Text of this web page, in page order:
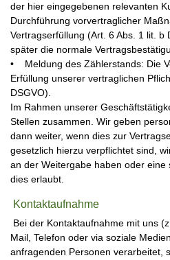
der hier eingegebenen relevanten
Durchführung vorvertraglicher
Vertragserfüllung (Art. 6 Abs. 1 lit. b
später die normale
• Meldung des Zählerstands: Die
Erfüllung unserer vertraglichen
DSGVO).
Im Rahmen unserer
Stellen zusammen. Wir geben
dann weiter, wenn dies zur
gesetzlich hierzu verpflichtet sind,
an der Weitergabe haben oder eine
dies erlaubt.
Kontaktaufnahme
Bei der Kontaktaufnahme mit uns
Mail, Telefon oder via soziale
anfragenden Personen verarbeitet,